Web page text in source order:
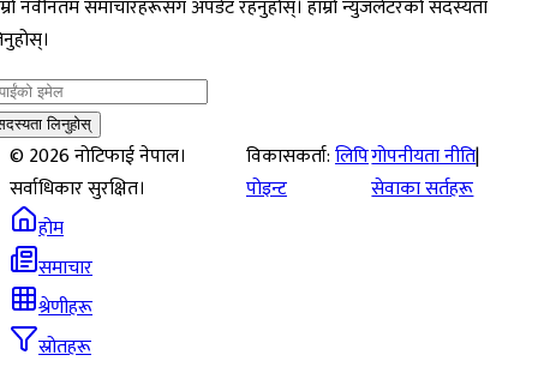
नवीनतम समाचारहरूसँग अपडेट रहनुहोस्। हाम्रो न्युजलेटरको सदस्यता
लिनुहोस्
©2026नोटिफाई नेपाल।
सर्वाधिकार सुरक्षित।
विकासकर्ता:लिपि
पोइन्ट
गोपनीयता नीति|
सेवाका सर्तहरू
होम
समाचार
श्रेणीहरू
स्रोतहरू